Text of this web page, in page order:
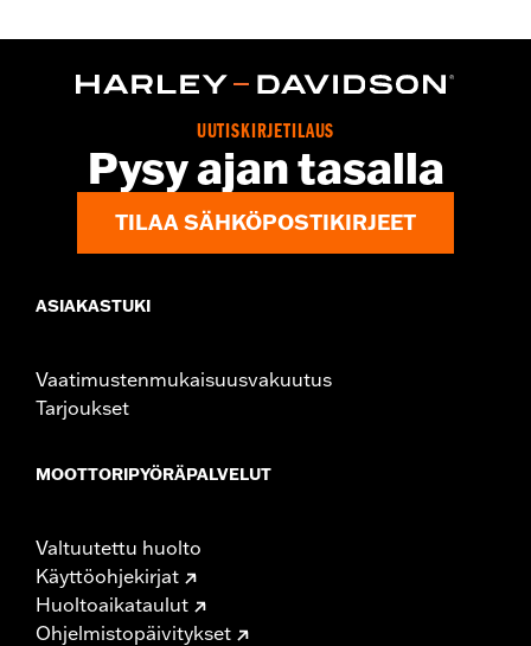
Sold In Units:Each
1 year limited warranty – Go to
d.com/warrantyfor full details
UUTISKIRJETILAUS
Pysy ajan tasalla
TILAA SÄHKÖPOSTIKIRJEET
ASIAKASTUKI
Vaatimustenmukaisuusvakuutus
Tarjoukset
MOOTTORIPYÖRÄPALVELUT
Valtuutettu huolto
Käyttöohjekirjat
Huoltoaikataulut
Ohjelmistopäivitykset